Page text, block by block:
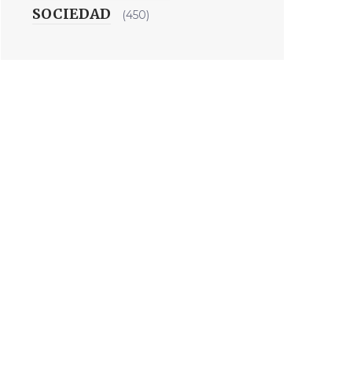
SOCIEDAD (450)